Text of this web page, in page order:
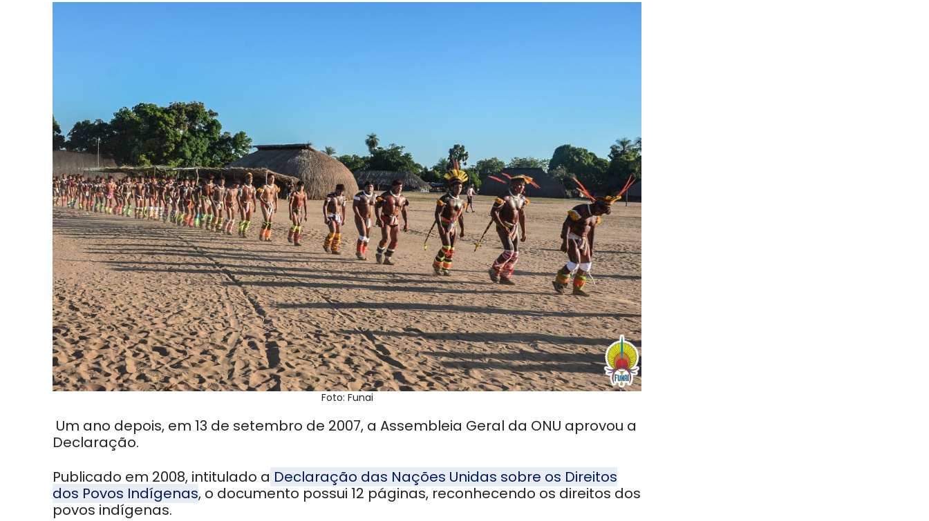
Foto: Funai
Um ano depois, em 13 de setembro de 2007, a Assembleia Geral da ONU aprovou a
Declaração.
Publicado em 2008, intitulado a Declaração das Nações Unidas sobre os Direitos
dos Povos Indígenas, o documento possui 12 páginas, reconhecendo os direitos dos
povos indígenas.